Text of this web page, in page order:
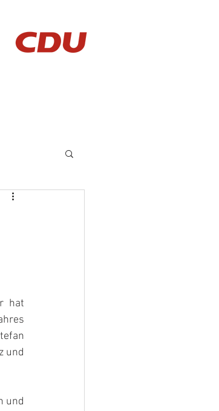
hat
und
und